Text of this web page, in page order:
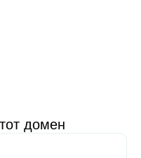
домен